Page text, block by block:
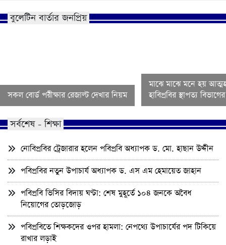
বুলেটিন বার্তার জনপ্রিয়
সকল বোর্ড পরীক্ষার রেজাল্ট দেখার নিয়ম
মাঝে মাঝে মনে হয়
হাবিপ্রবির স্থাপত্য
সর্বশেষ - শিক্ষা
নোবিপ্রবির ট্রেজারার হলেন পবিপ্রবি অধ্যাপক ড. মো. হাছান উদ্দীন
পবিপ্রবির নতুন উপাচার্য অধ্যাপক ড. এস এম হেমায়েত জাহান
পবিপ্রবি ভিসির বিদায় ঘণ্টা: শেষ মুহূর্তে ১০৪ জনকে অবৈধ
নিয়োগের তোড়জোড়
পবিপ্রবিতে শিক্ষকদের ওপর হামলা: নেপথ্যে উপাচার্যের পদ টিকিয়ে
রাখার লড়াই